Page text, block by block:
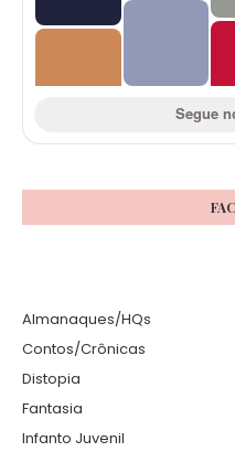
Segue
Almanaques/HQs
Contos/Crônicas
Distopia
Fantasia
Infanto Juvenil